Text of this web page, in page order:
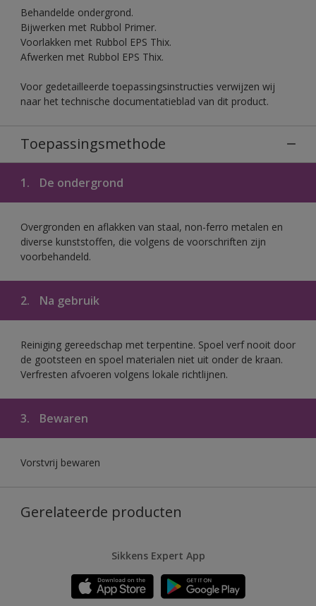
Behandelde ondergrond.
Bijwerken met Rubbol Primer.
Voorlakken met Rubbol EPS Thix.
Afwerken met Rubbol EPS Thix.
Voor gedetailleerde toepassingsinstructies verwijzen wij
naar het technische documentatieblad van dit product.
Toepassingsmethode
1. De ondergrond
Overgronden en aflakken van staal, non-ferro metalen en
diverse kunststoffen, die volgens de voorschriften zijn
voorbehandeld.
2. Na gebruik
Reiniging gereedschap met terpentine. Spoel verf nooit door
de gootsteen en spoel materialen niet uit onder de kraan.
Verfresten afvoeren volgens lokale richtlijnen.
3. Bewaren
Vorstvrij bewaren
Gerelateerde producten
Sikkens Expert App